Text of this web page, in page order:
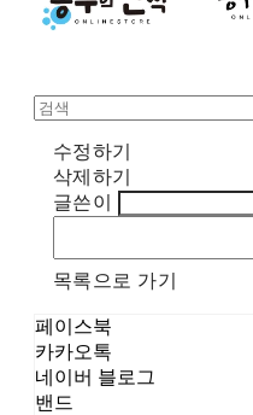
수정하기
삭제하기
글쓴이
목록으로 가기
페이스북
카카오톡
네이버 블로그
밴드